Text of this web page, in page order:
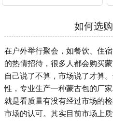
如何选
在户外举行聚会，如餐饮、住
的热情招待，很多人都会购买
自己说了不算，市场说了才算
性，专业生产一种蒙古包的厂
就是看质量有没有经过市场的
市场的认可。其实目前市场上